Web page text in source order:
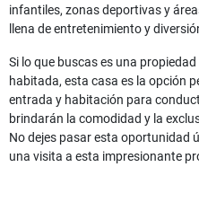
infantiles, zonas deportivas y
llena de entretenimiento y
Si lo que buscas es una
habitada, esta casa es la opción
entrada y habitación para
brindarán la comodidad y la
No dejes pasar esta oportunidad
una visita a esta impresionante